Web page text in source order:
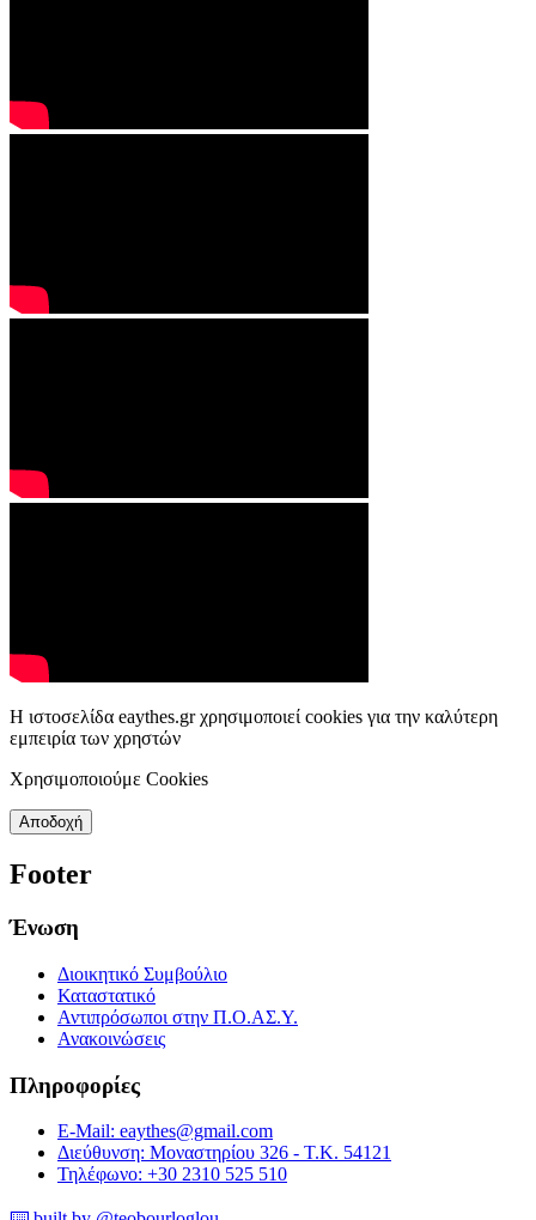
Η ιστοσελίδα eaythes.gr χρησιμοποιεί cookies για την καλύτερη
εμπειρία των χρηστών
Χρησιμοποιούμε Cookies
Αποδοχή
Footer
Ένωση
Διοικητικό Συμβούλιο
Καταστατικό
Αντιπρόσωποι στην Π.Ο.ΑΣ.Υ.
Ανακοινώσεις
Πληροφορίες
E-Mail: eaythes@gmail.com
Διεύθυνση: Μοναστηρίου 326 - Τ.Κ. 54121
Τηλέφωνο: +30 2310 525 510